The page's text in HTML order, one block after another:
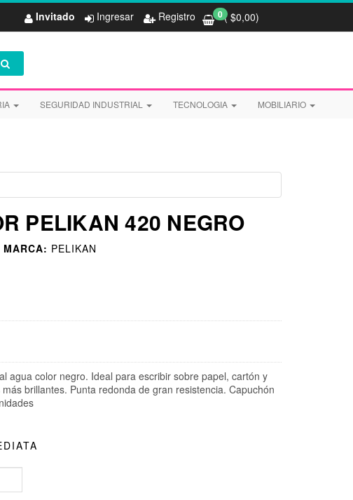
Invitado Ingresar Registro 0( $0,00)
SEGURIDAD INDUSTRIAL TECNOLOGIA MOBILIARIO
PELIKAN 420 NEGRO
MARCA: PELIKAN
agua color negro. Ideal para escribir sobre papel, cartón y
brillantes. Punta redonda de gran resistencia. Capuchón